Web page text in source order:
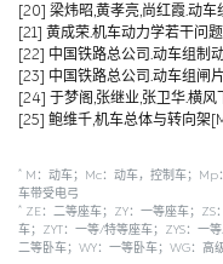
[20] 梁炜昭,黄孝亮,尚红霞.动车
[21] 黄成荣.机车动力学若干问
[22] 中国铁路总公司.动车组制
[23] 中国铁路总公司.动车组闸
[24] 于梦阁,张继业,张卫华.横
[25] 鲍维千,机车总体与转向架
* M：动车；Mc：动车，控制车；Mp
车带受电弓
* ZE：二等座车；ZY：一等座车；
车；ZYT：一等/特等座车；ZYS：一
二等卧车；WY：一等卧车；WG：高